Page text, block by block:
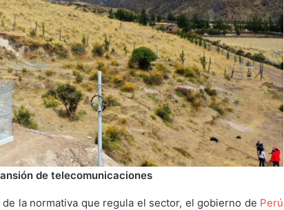
de telecomunicaciones
la normativa que regula el sector, el gobierno de Perú